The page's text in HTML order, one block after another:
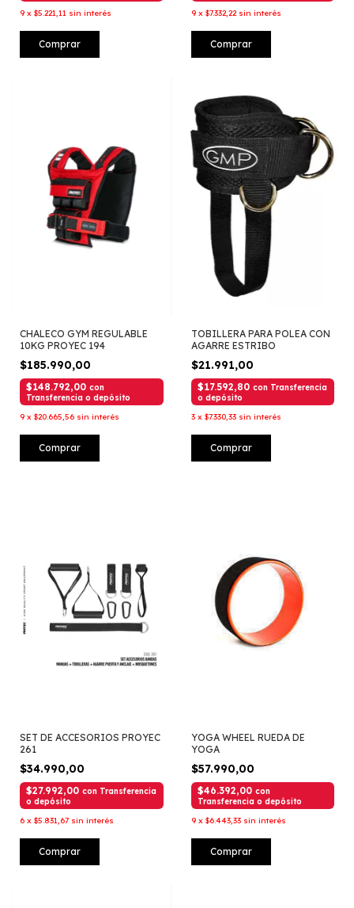
9 x $5.221,11 sin interés
Comprar
9 x $7.332,22 sin interés
Comprar
CHALECO GYM REGULABLE
10KG PROYEC 194
$185.990,00
$148.792,00 con
Transferencia o depósito
9 x $20.665,56 sin interés
Comprar
TOBILLERA PARA POLEA CON
AGARRE ESTRIBO
$21.991,00
$17.592,80 con Transferencia
o depósito
3 x $7.330,33 sin interés
Comprar
SET DE ACCESORIOS PROYEC
261
$34.990,00
$27.992,00 con Transferencia
o depósito
6 x $5.831,67 sin interés
Comprar
YOGA WHEEL RUEDA DE
YOGA
$57.990,00
$46.392,00 con
Transferencia o depósito
9 x $6.443,33 sin interés
Comprar